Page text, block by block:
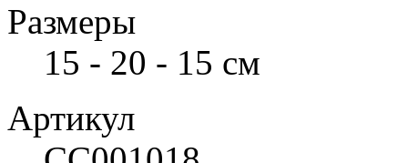
Размеры
15 - 20 - 15 см
Артикул